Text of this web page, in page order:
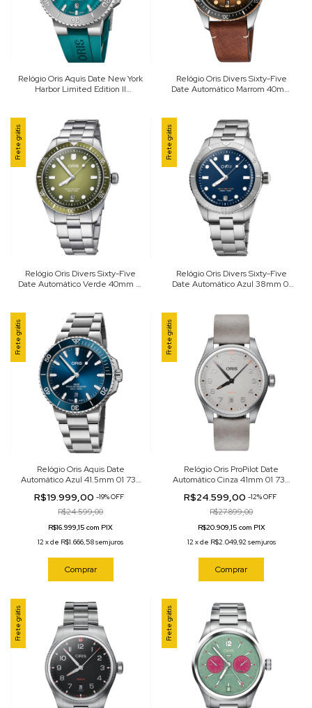
Relógio Oris Aquis Date New York
Harbor Limited Edition II
Relógio Oris Divers Sixty-Five
Date Automático Marrom 40mm
Frete grátis
Relógio Oris Divers Sixty-Five
Date Automático Verde 40mm 01
Frete grátis
Relógio Oris Divers Sixty-Five
Date Automático Azul 38mm 01
Frete grátis
Relógio Oris Aquis Date
Automático Azul 41.5mm 01 733
R$19.999,00-19%OFF
R$24.599,00
R$16.999,15 com PIX
12 xde R$1.666,58sem juros
Comprar
Frete grátis
Relógio Oris ProPilot Date
Automático Cinza 41mm 01 733
R$24.599,00 -12%OFF
R$27.899,00
R$20.909,15 com PIX
12 xde R$2.049,92 sem juros
Comprar
Frete grátis Frete grátis